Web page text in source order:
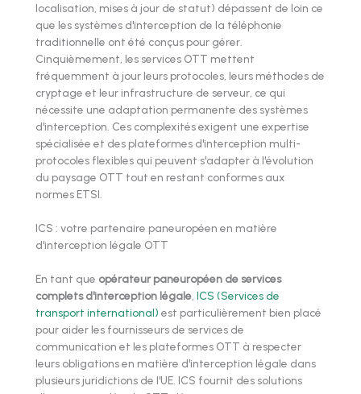
localisation, mises à jour de statut) dépassent de loin ce
que les systèmes d'interception de la téléphonie
traditionnelle ont été conçus pour gérer.
Cinquièmement, les services OTT mettent
fréquemment à jour leurs protocoles, leurs méthodes de
cryptage et leur infrastructure de serveur, ce qui
nécessite une adaptation permanente des systèmes
d'interception. Ces complexités exigent une expertise
spécialisée et des plateformes d'interception multi-
protocoles flexibles qui peuvent s'adapter à l'évolution
du paysage OTT tout en restant conformes aux
normes ETSI.
ICS : votre partenaire paneuropéen en matière
d'interception légale OTT
En tant que opérateur paneuropéen de services
complets d'interception légale ICS (Services de
transport international) est particulièrement bien placé
pour aider les fournisseurs de services de
communication et les plateformes OTT à respecter
leurs obligations en matière d'interception légale dans
plusieurs juridictions de l'UE. ICS fournit des solutions